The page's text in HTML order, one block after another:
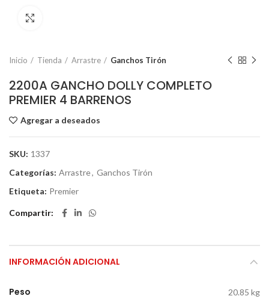
Inicio Tienda Arrastre Ganchos Tirón
2200A GANCHO DOLLY COMPLETO
PREMIER 4 BARRENOS
Agregar a deseados
SKU: 1337
Categorías: Arrastre, Ganchos Tirón
Etiqueta: Premier
Compartir
INFORMACIÓN ADICIONAL
Peso 20.85 kg